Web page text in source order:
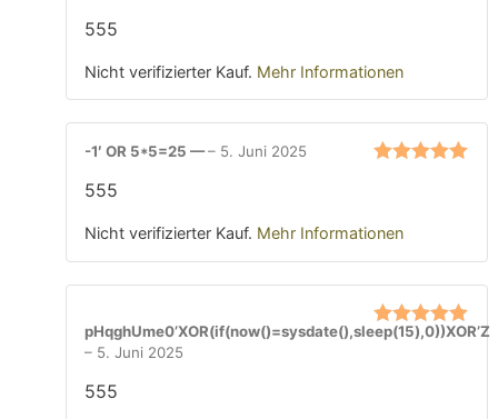
555
Nicht verifizierter Kauf. Mehr Informationen
-1′ OR 5*5=25 —– 5. Juni 2025
555
Nicht verifizierter Kauf. Mehr Informationen
Bewertet mit
pHqghUme0’XOR(if(now()=sysdate(),sleep(15),0))XOR’Z
– 5. Juni 2025
555